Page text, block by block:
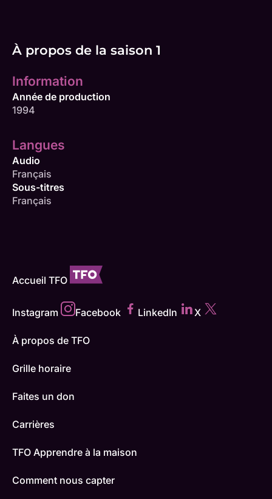
À propos de la saison 1
Information
Année de production
1994
Langues
Audio
Français
Sous-titres
Français
Accueil TFO
Instagram Facebook LinkedIn X
À propos de TFO
Grille horaire
Faites un don
Carrières
TFO Apprendre à la maison
Comment nous capter